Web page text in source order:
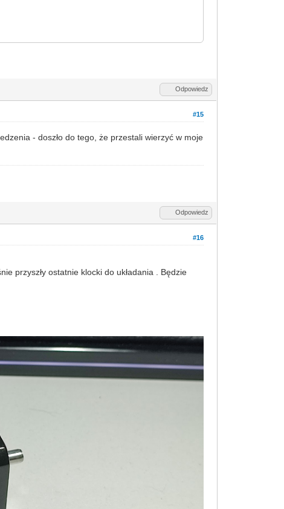
Odpowiedz
#15
- doszło do tego, że przestali wierzyć w moje
Odpowiedz
#16
przyszły ostatnie klocki do układania . Będzie